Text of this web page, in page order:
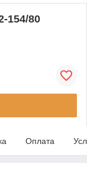
154/80
Оплата